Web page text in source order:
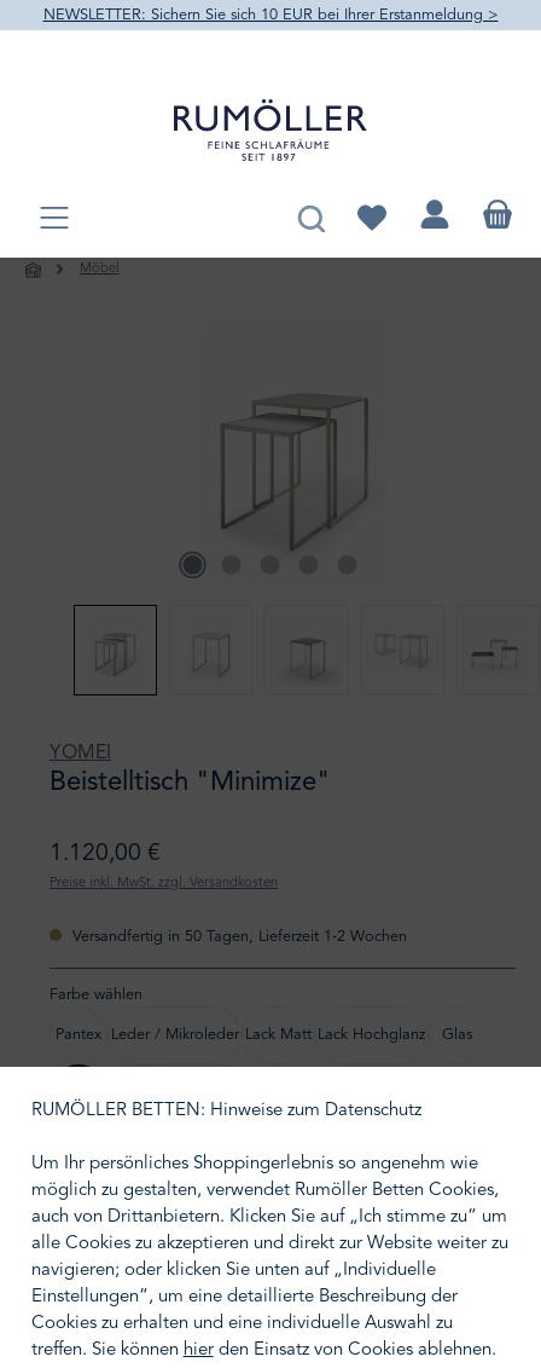
springen
NEWSLETTER: Sichern Sie sich 10 EUR bei Ihrer Erstanmeldung >
Du hast 0 Produkte
Möbel
YOMEI
Beistelltisch "Minimize"
1.120,00 €
Preise inkl. MwSt. zzgl. Versandkosten
Versandfertig in 50 Tagen, Lieferzeit 1-2 Wochen
Farbe wählen
Pantex Leder / Mikroleder Lack Matt Lack Hochglanz Glas
Größe wählen
klein
groß
BERATUNGSTERMIN VEREINBAREN
Zum Merkzettel hinzufügen
RUMÖLLER BETTEN: Hinweise zum Datenschutz
Um Ihr persönliches Shoppingerlebnis so angenehm wie
möglich zu gestalten, verwendet Rumöller Betten Cookies,
auch von Drittanbietern. Klicken Sie auf „Ich stimme zu“ um
alle Cookies zu akzeptieren und direkt zur Website weiter zu
navigieren; oder klicken Sie unten auf „Individuelle
Einstellungen“, um eine detaillierte Beschreibung der
Cookies zu erhalten und eine individuelle Auswahl zu
treffen. Sie können hierden Einsatz von Cookies ablehnen.